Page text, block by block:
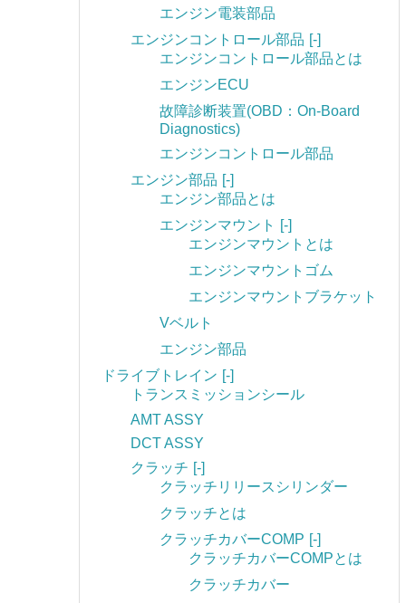
エンジン電装部品
エンジンコントロール部品 [-]
エンジンコントロール部品とは
エンジンECU
故障診断装置(OBD：On-Board
Diagnostics)
エンジンコントロール部品
エンジン部品 [-]
エンジン部品とは
エンジンマウント
[-]
エンジンマウントとは
エンジンマウントゴム
エンジンマウントブラケット
Vベルト
エンジン部品
ドライブトレイン [-]
トランスミッションシール
AMT ASSY
DCT ASSY
クラッチ [-]
クラッチリリースシリンダー
クラッチとは
クラッチカバーCOMP [-]
クラッチカバーCOMPとは
クラッチカバー